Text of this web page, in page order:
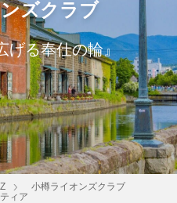
ズクラブ
げる奉仕の輪』
小樽ライオンズクラブ
ィア